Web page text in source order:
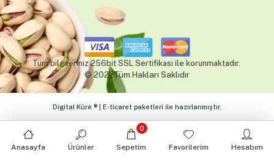
Tüm bilgileriniz 256bit SSL Sertifikası ile korunmaktadır.
© 2022Tüm Hakları Saklıdır
Anasayfa Ürünler Sepetim
0
Favorilerim Hesabım
Digital Küre ® | E-ticaret paketleri ile hazırlanmıştır.